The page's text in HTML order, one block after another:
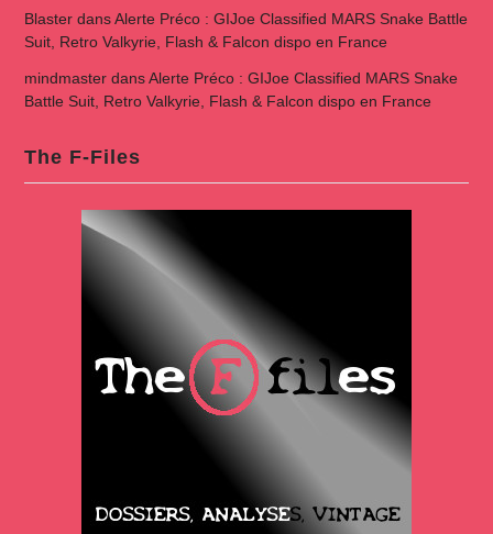
BlasterdansAlerte Préco : GIJoe Classified MARS Snake Battle
Suit, Retro Valkyrie, Flash & Falcon dispo en France
mindmasterdansAlerte Préco : GIJoe Classified MARS Snake
Battle Suit, Retro Valkyrie, Flash & Falcon dispo en France
The F-Files